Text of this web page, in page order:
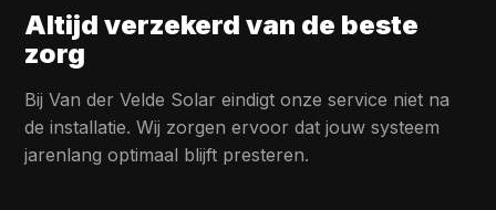
Altijd verzekerd van de beste
zorg
Bij Van der Velde Solar eindigt onze service niet na
de installatie. Wij zorgen ervoor dat jouw systeem
jarenlang optimaal blijft presteren.